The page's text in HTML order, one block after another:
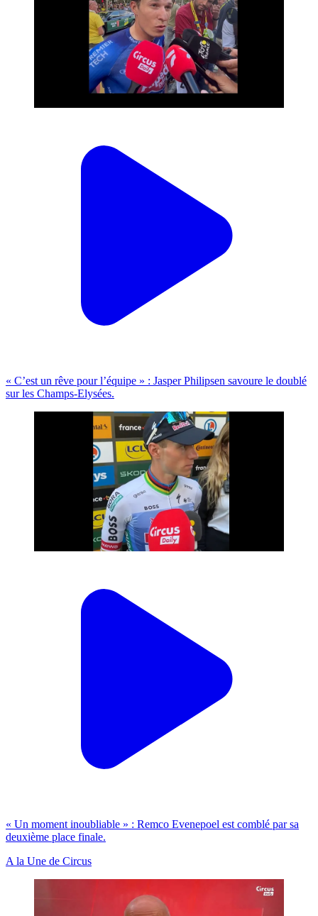
« C’est un rêve pour l’équipe » : Jasper Philipsen savoure le doublé
sur les Champs-Elysées.
« Un moment inoubliable » : Remco Evenepoel est comblé par sa
deuxième place finale.
A la Une de Circus